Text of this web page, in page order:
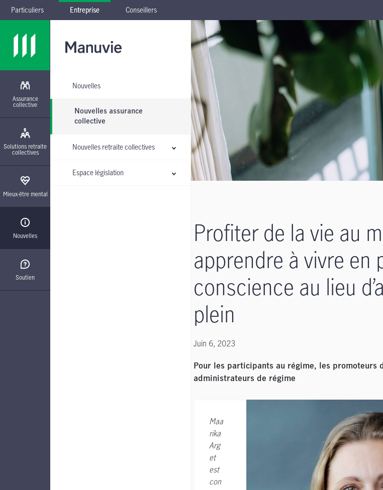
Passer à la navigation principale
Passer au contenu principal
Passer au pied de page
Particuliers Entreprise Conseillers
Assurance
collective
Solutions retraite
collectives
Mieux-être mental
Nouvelles
Nouvelles
Nouvelles assurance
collective
Nouvelles retraite collectives
Espace législation
Soutien
Profiter de la vie au
apprendre à vivre en
conscience au lieu
plein
Juin 6, 2023
Pour les participants au régime, les promoteurs
administrateurs de régime
Maa
rika
Arg
et
est
con